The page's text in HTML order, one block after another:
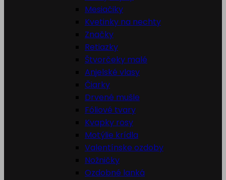
Mesiačiky
Kvetinky na nechty
Značky
Retiazky
Štvorčeky malé
Anjelské vlasy
Čiarky
Drvené mušle
Fóliové tvary
Kvapky rosy
Motýlie krídla
Valentínske ozdoby
Nožničky
Ozdobné lanká